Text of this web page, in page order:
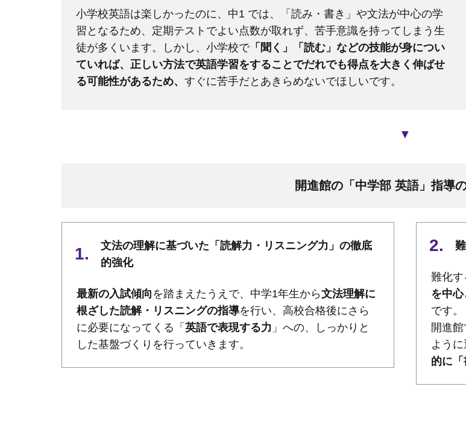
小学校英語は楽しかったのに、中1 では、「読み・書き」や文法が中心の学
習となるため、定期テストでよい点数が取れず、苦手意識を持ってしまう生
徒が多くいます。しかし、小学校で「聞く」「読む」などの技能が身につい
ていれば、正しい方法で英語学習をすることでだれでも得点を大きく伸ばせ
る可能性があるため、 すぐに苦手だとあきらめないでほしいです。
▼
開進館の「中学部 英語」指導
文法の理解に基づいた「読解力・リスニング力」の徹底
的強化
最新の入試傾向 を踏まえたうえで、中学1年生から文法理解に
根ざした読解・リスニングの指導を行い、高校合格後にさら
に必要になってくる「 英語で表現する力 」への、しっかりと
した基盤づくりを行っていきます。
難化す
を中
です。
開進
よう
的に